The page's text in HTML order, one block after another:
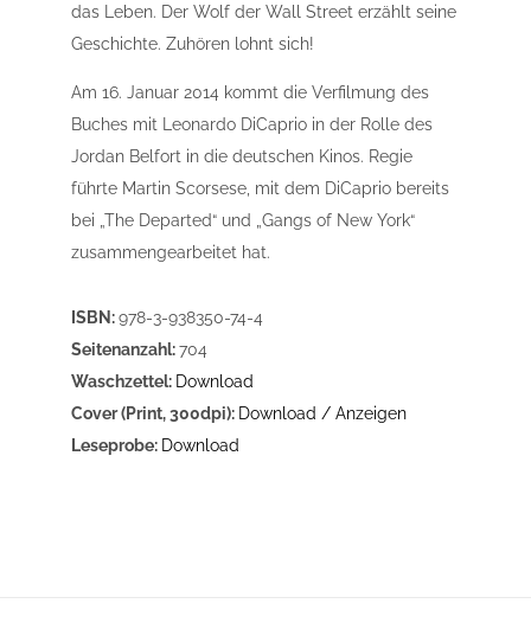
das Leben. Der Wolf der Wall Street erzählt seine
Geschichte. Zuhören lohnt sich!
Am 16. Januar 2014 kommt die Verfilmung des
Buches mit Leonardo DiCaprio in der Rolle des
Jordan Belfort in die deutschen Kinos. Regie
führte Martin Scorsese, mit dem DiCaprio bereits
bei „The Departed“ und „Gangs of New York“
zusammengearbeitet hat.
ISBN:978-3-938350-74-4
Seitenanzahl:704
Waschzettel: Download
Cover (Print, 300dpi): Download / Anzeigen
Leseprobe: Download